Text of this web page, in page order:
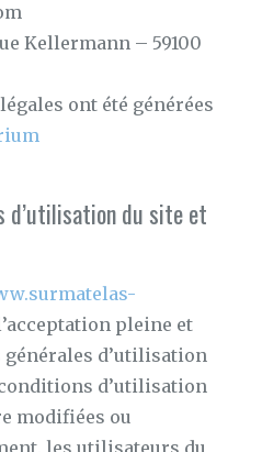
Kellermann – 59100
ont été générées
d’utilisation du site et
pleine et
d’utilisation
d’utilisation
modifiées ou
les utilisateurs du